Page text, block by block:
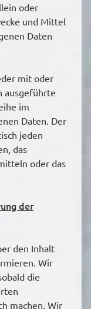
oder
und Mittel
Daten
mit oder
ausgeführte
im
Daten. Der
jeden
das
oder das
der
den Inhalt
Wir
die
machen. Wir